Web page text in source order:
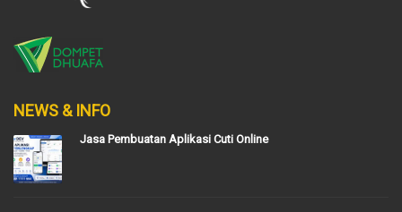
NEWS & INFO
Jasa Pembuatan Aplikasi Cuti Online